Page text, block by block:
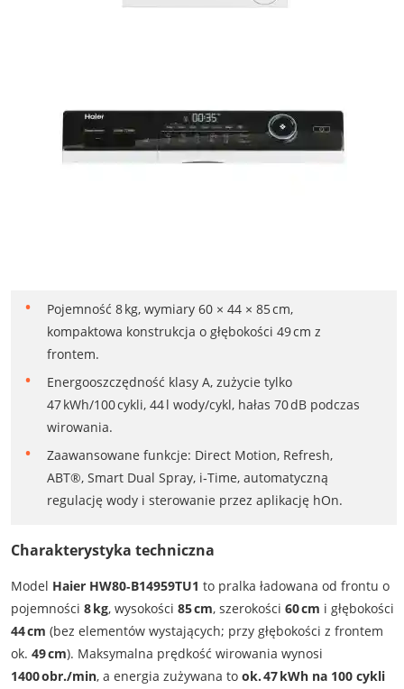
Pojemność 8 kg, wymiary 60 × 44 × 85 cm,
kompaktowa konstrukcja o głębokości 49 cm z
frontem.
Energooszczędność klasy A, zużycie tylko
47 kWh/100 cykli, 44 l wody/cykl, hałas 70 dB podczas
wirowania.
Zaawansowane funkcje: Direct Motion, Refresh,
ABT®, Smart Dual Spray, i‑Time, automatyczną
regulację wody i sterowanie przez aplikację hOn.
Charakterystyka techniczna
Model Haier HW80‑B14959TU1 to pralka ładowana od frontu o
pojemności 8 kg, wysokości 85 cm, szerokości 60 cm i głębokości
44 cm (bez elementów wystających; przy głębokości z frontem
ok. 49 cm). Maksymalna prędkość wirowania wynosi
1400 obr./min, a energia zużywana to ok. 47 kWh na 100 cykli